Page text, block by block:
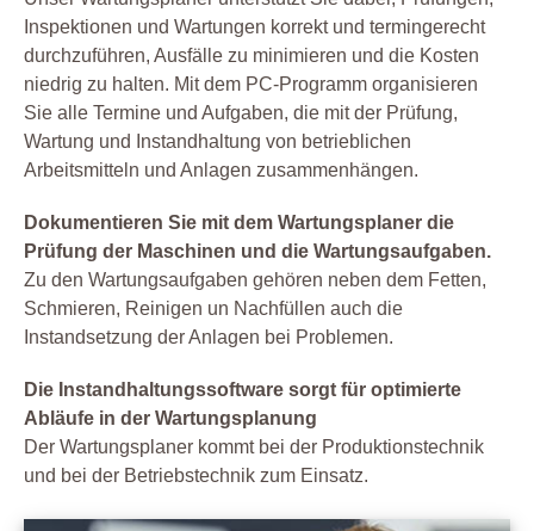
Inspektionen und Wartungen korrekt und termingerecht
durchzuführen, Ausfälle zu minimieren und die Kosten
niedrig zu halten. Mit dem PC-Programm organisieren
Sie alle Termine und Aufgaben, die mit der Prüfung,
Wartung und Instandhaltung von betrieblichen
Arbeitsmitteln und Anlagen zusammenhängen.
Dokumentieren Sie mit dem Wartungsplaner die
Prüfung der Maschinen und die Wartungsaufgaben.
Zu den Wartungsaufgaben gehören neben dem Fetten,
Schmieren, Reinigen un Nachfüllen auch die
Instandsetzung der Anlagen bei Problemen.
Die Instandhaltungssoftware sorgt für optimierte
Abläufe in der Wartungsplanung
Der Wartungsplaner kommt bei der Produktionstechnik
und bei der Betriebstechnik zum Einsatz.